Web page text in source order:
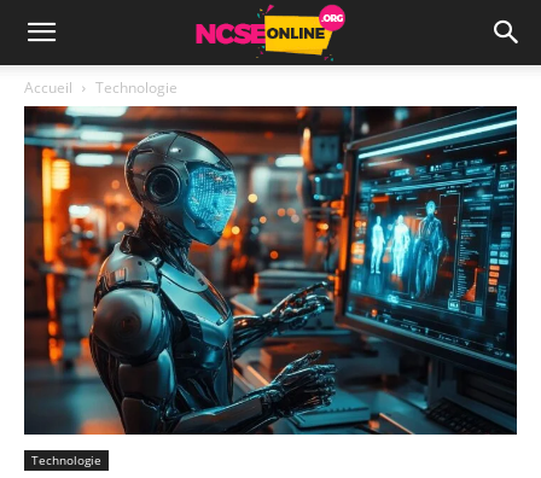
Accueil Technologie
Technologie